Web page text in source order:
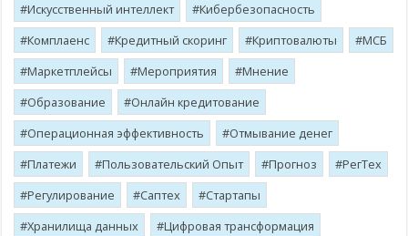
Искусственный интеллект
Кибербезопасность
Комплаенс
Кредитный скоринг Криптовалюты
МСБ
Маркетплейсы
Мероприятия
Мнение
Образование
Онлайн кредитование
Операционная эффективность
Отмывание денег
Платежи
Пользовательский Опыт Прогноз
РегТех
Регулирование
Саптех
Стартапы
Хранилища данных
Цифровая трансформация